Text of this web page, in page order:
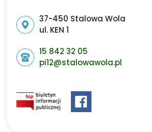
Adres pocztowy:
37-450 Stalowa Wola
ul. KEN 1
15 842 32 05
pi12@stalowawola.pl